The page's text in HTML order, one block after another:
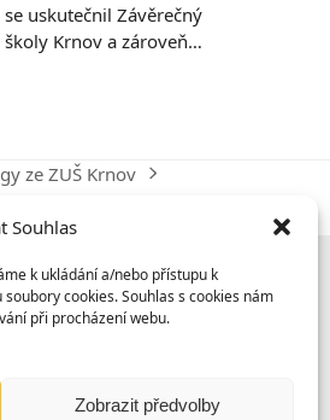
Souhlas
k ukládání a/nebo přístupu k
cookies. Souhlas s cookies nám
při procházení webu.
Zobrazit předvolby
uskutečnil Závěrečný
Krnov a zároveň…
ze ZUŠ Krnov